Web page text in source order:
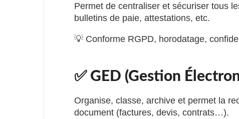
Permet de centraliser et sécuriser tous
bulletins de paie, attestations, etc.
💡 Conforme RGPD, horodatage,
✅ GED (Gestion
Organise, classe, archive et permet la
document (factures, devis, contrats…).